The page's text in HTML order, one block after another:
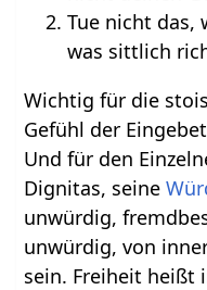
Tue nicht das,
was sittlich
Wichtig für die
Gefühl der
Und für den
Dignitas, seine
unwürdig,
unwürdig, von
sein. Freiheit heißt